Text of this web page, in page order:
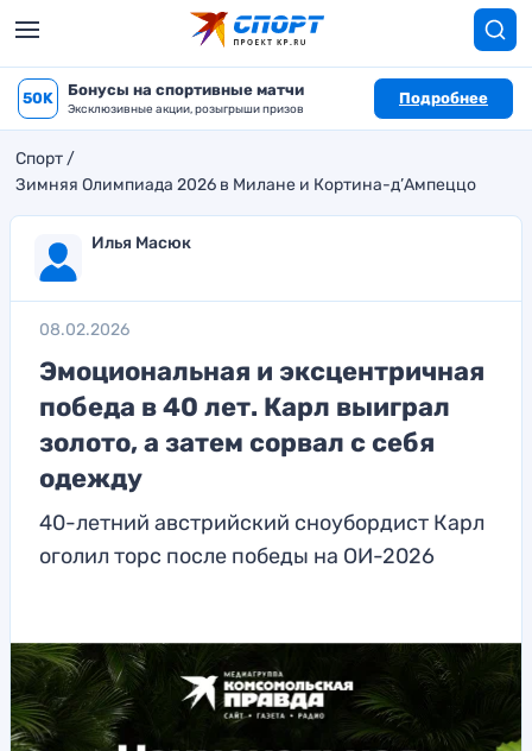
50K Бонусы на спортивные матчи
Эксклюзивные акции, розыгрыши призов
Подробнее
Спорт
Зимняя Олимпиада 2026 в Милане и Кортина-д’Ампеццо
Илья Масюк
08.02.2026
Эмоциональная и эксцентричная
победа в 40 лет. Карл выиграл
золото, а затем сорвал с себя
одежду
40-летний австрийский сноубордист Карл
оголил торс после победы на ОИ-2026